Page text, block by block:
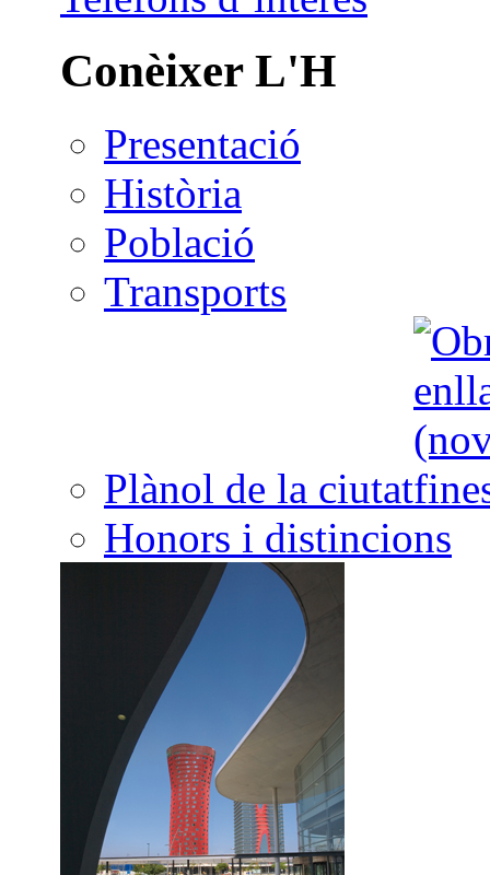
Conèixer L'H
Presentació
Història
Població
Transports
Plànol de la ciutat
Honors i distincions